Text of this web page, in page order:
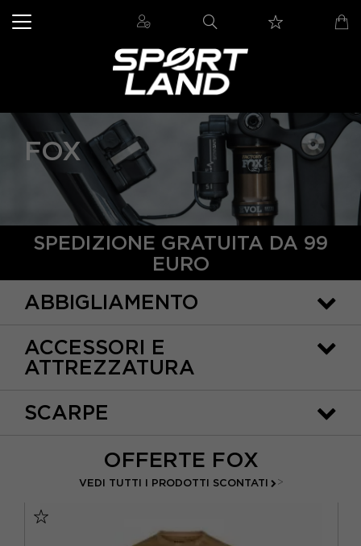
FOX
SPEDIZIONE GRATUITA DA 99
EURO
ABBIGLIAMENTO
ACCESSORI E
ATTREZZATURA
SCARPE
OFFERTE FOX
VEDI TUTTI I PRODOTTI SCONTATI >